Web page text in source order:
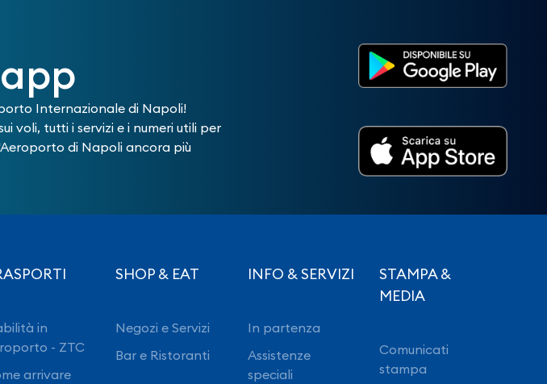
Internazionale di Napoli!
voli, tutti i servizi e i numeri utili per
di Napoli ancora più
in
- ZTC
arrivare
SHOP & EAT
Negozi e Servizi
Bar e Ristoranti
INFO & SERVIZI
In partenza
Assistenze
speciali
STAMPA &
MEDIA
Comunicati
stampa